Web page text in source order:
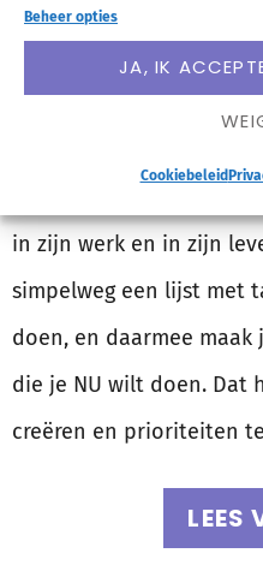
Beheer opties
JA, IK
Cookiebeleid
en
een
in zijn werk en in zijn
simpelweg een lijst met
doen, en daarmee
die je NU wilt doen. Dat
creëren en prioriteiten
LEES